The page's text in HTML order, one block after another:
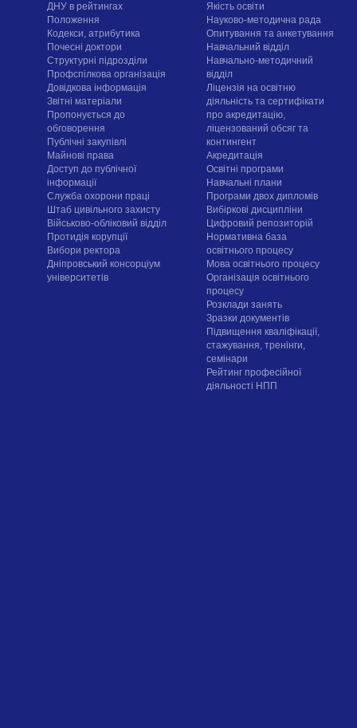
ДНУ в рейтингах
Положення
Кодекси, атрибутика
Почесні доктори
Структурні підрозділи
Профспілкова організація
Довідкова інформація
Звітні матеріали
Пропонується до
обговорення
Публічні закупівлі
Майнові права
Доступ до публічної
інформації
Служба охорони праці
Штаб цивільного захисту
Військово-обліковий відділ
Протидія корупції
Вибори ректора
Дніпровський консорціум
університетів
Якість освіти
Науково-методична рада
Опитування та анкетування
Навчальний відділ
Навчально-методичний
відділ
Ліцензія на освітню
діяльність та сертифікати
про акредитацію,
ліцензований обсяг та
контингент
Акредитація
Освітні програми
Навчальні плани
Програми двох дипломів
Вибіркові дисципліни
Цифровий репозиторій
Нормативна база
освітнього процесу
Мова освітнього процесу
Організація освітнього
процесу
Розклади занять
Зразки документів
Підвищення кваліфікації,
стажування, тренінги,
семінари
Рейтинг професійної
діяльності НПП